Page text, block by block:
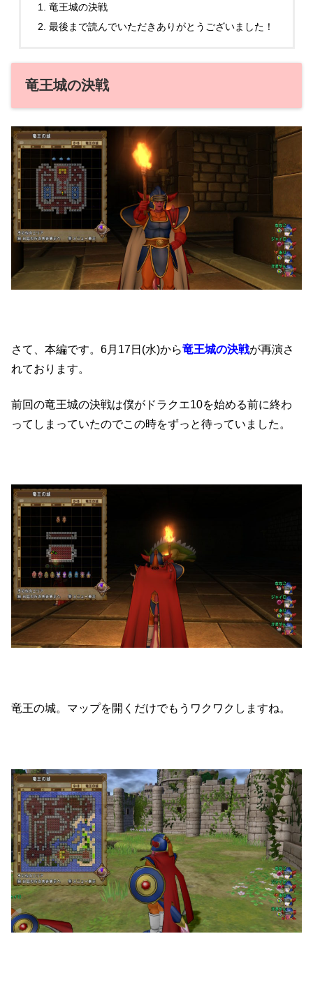
竜王城の決戦
最後まで読んでいただきありがとうございました！
竜王城の決戦
さて、本編です。6月17日(水)から竜王城の決戦が再演さ
れております。
前回の竜王城の決戦は僕がドラクエ10を始める前に終わ
ってしまっていたのでこの時をずっと待っていました。
竜王の城。マップを開くだけでもうワクワクしますね。